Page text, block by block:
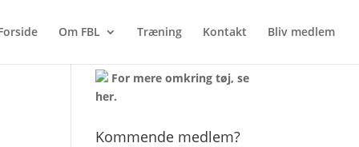
Om FBL Træning Kontakt Bliv medlem
For mere omkring tøj, se
her.
Kommende medlem?